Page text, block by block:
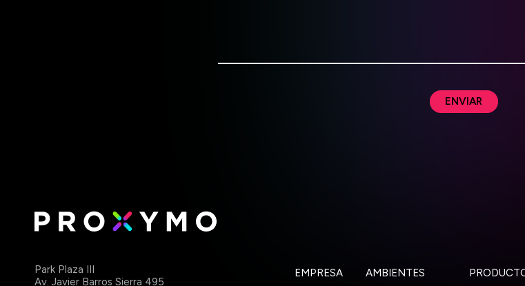
ENVIAR
Park Plaza III
Av. Javier Barros Sierra 495
EMPRESA AMBIENTES